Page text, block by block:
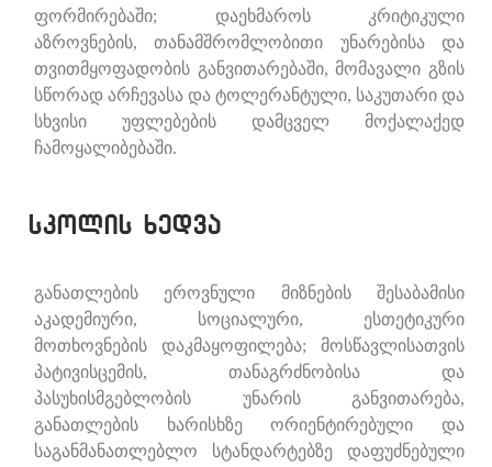
ფორმირებაში; დაეხმაროს კრიტიკული
აზროვნების, თანამშრომლობითი უნარებისა და
თვითმყოფადობის განვითარებაში, მომავალი გზის
სწორად არჩევასა და ტოლერანტული, საკუთარი და
სხვისი უფლებების დამცველ მოქალაქედ
ჩამოყალიბებაში.
სკოლის ხედვა
განათლების ეროვნული მიზნების შესაბამისი
აკადემიური, სოციალური, ესთეტიკური
მოთხოვნების დაკმაყოფილება; მოსწავლისათვის
პატივისცემის, თანაგრძნობისა და
პასუხისმგებლობის უნარის განვითარება,
განათლების ხარისხზე ორიენტირებული და
საგანმანათლებლო სტანდარტებზე დაფუძნებული